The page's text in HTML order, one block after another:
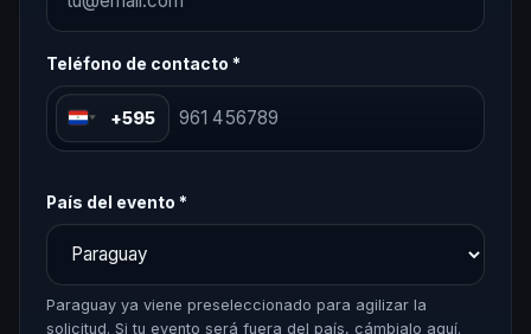
Teléfono de contacto *
+595
País del evento *
Paraguay ya viene preseleccionado para agilizar la
solicitud. Si tu evento será fuera del país, cámbialo aquí.